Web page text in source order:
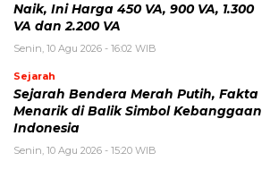
Naik, Ini Harga 450 VA, 900 VA, 1.300
VA dan 2.200 VA
Senin, 10 Agu 2026 - 16:02 WIB
Sejarah
Sejarah Bendera Merah Putih, Fakta
Menarik di Balik Simbol Kebanggaan
Indonesia
Senin, 10 Agu 2026 - 15:20 WIB